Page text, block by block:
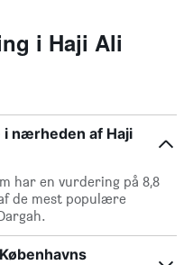
i Haji Ali
i nærheden af Haji
har en vurdering på 8,8
de mest populære